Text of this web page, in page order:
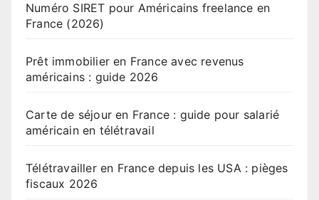
Numéro SIRET pour Américains freelance en
France (2026)
Prêt immobilier en France avec revenus
américains : guide 2026
Carte de séjour en France : guide pour salarié
américain en télétravail
Télétravailler en France depuis les USA : pièges
fiscaux 2026